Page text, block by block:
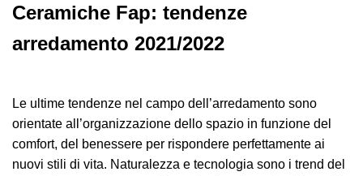
Ceramiche Fap: tendenze
arredamento 2021/2022
Le ultime tendenze nel campo dell’arredamento sono
orientate all’organizzazione dello spazio in funzione del
comfort, del benessere per rispondere perfettamente ai
nuovi stili di vita. Naturalezza e tecnologia sono i trend del